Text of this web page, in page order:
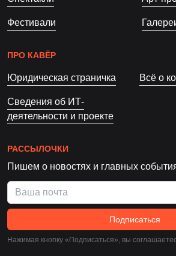
Фестивали
ПРО КАВЁР
Юридическая страничка Всё о
Сведения об ИТ-
деятельности и проекте
РАССЫЛОЧКИ
Пишем о новостях и главных
Подписаться
Нажимая кнопку «Подписаться», вы